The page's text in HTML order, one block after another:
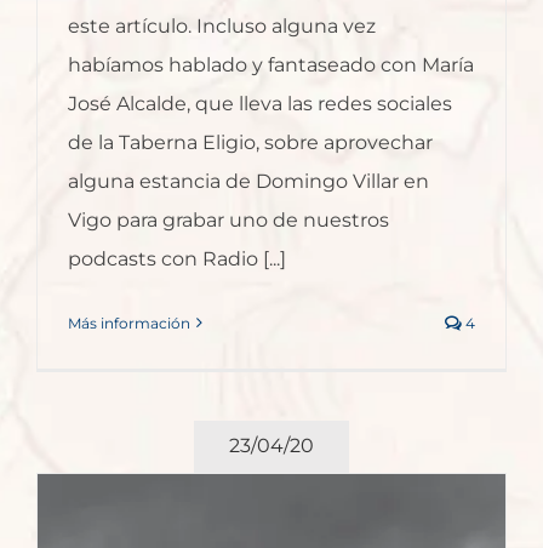
este artículo. Incluso alguna vez
habíamos hablado y fantaseado con María
José Alcalde, que lleva las redes sociales
de la Taberna Eligio, sobre aprovechar
alguna estancia de Domingo Villar en
Vigo para grabar uno de nuestros
podcasts con Radio [...]
Más información 4
23/04/20